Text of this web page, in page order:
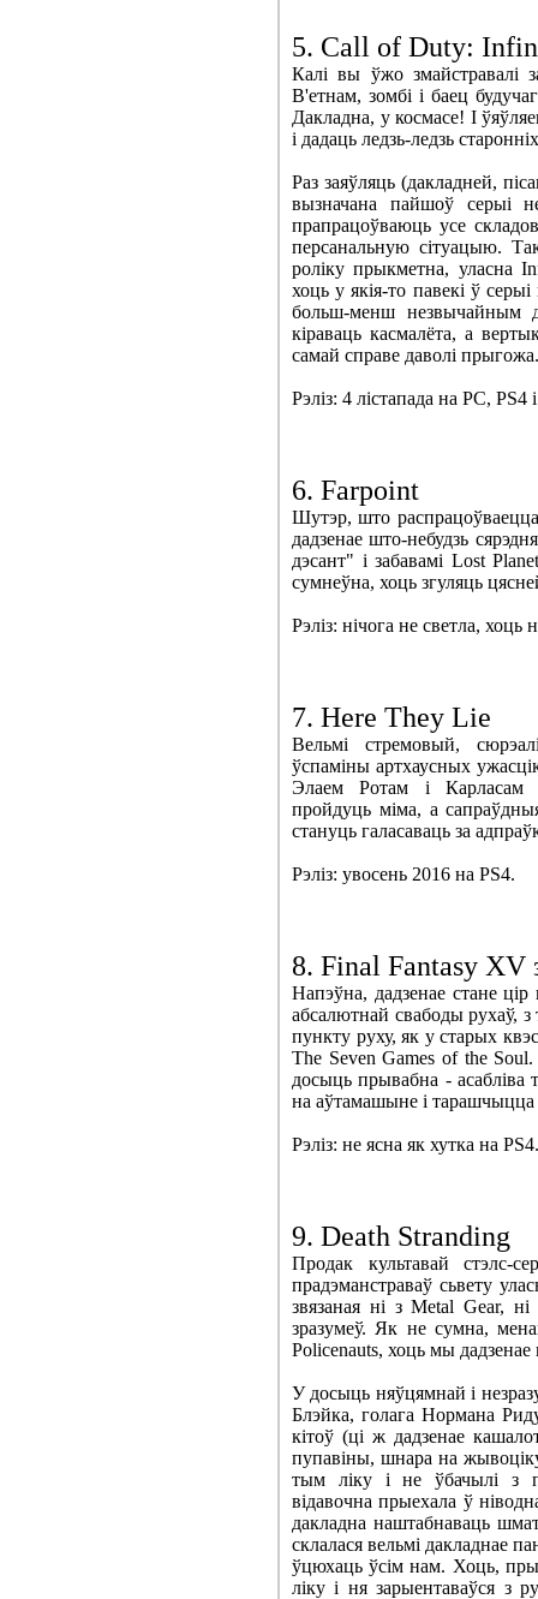
5. Call of Duty:
Калі вы ўжо змайстравалі
В'етнам, зомбі і баец
Дакладна, у космасе! І
і дадаць ледзь-ледзь
Раз заяўляць (дакладней,
вызначана пайшоў серыі
прапрацоўваюць усе
персанальную сітуацыю.
роліку прыкметна, уласна
хоць у якія-то павекі ў
больш-менш незвычайным
кіраваць касмалёта, а
самай справе даволі прыгожа.
Рэліз: 4 лістапада на PC, PS4
6. Farpoint
Шутэр, што
дадзенае што-небудзь
дэсант" і забавамі Lost
сумнеўна, хоць згуляць
Рэліз: нічога не светла, хоць
7. Here They Lie
Вельмі стремовый,
ўспаміны артхаусных
Элаем Ротам і Карласам
пройдуць міма, а
стануць галасаваць за
Рэліз: увосень 2016 на PS4.
8. Final Fantasy XV
Напэўна, дадзенае стане
абсалютнай свабоды рухаў,
пункту руху, як у старых
The Seven Games of the
досыць прывабна - асабліва
на аўтамашыне і тарашчыцца
Рэліз: не ясна як хутка на PS4.
9. Death Stranding
Продак культавай стэлс-
прадэманстраваў сьвету
звязаная ні з Metal Gear,
зразумеў. Як не сумна,
Policenauts, хоць мы
У досыць няўцямнай і
Блэйка, голага Нормана
кітоў (ці ж дадзенае
пупавіны, шнара на
тым ліку і не ўбачылі з
відавочна прыехала ў
дакладна наштабнаваць
склалася вельмі дакладнае
ўцюхаць ўсім нам. Хоць,
ліку і ня зарыентаваўся з